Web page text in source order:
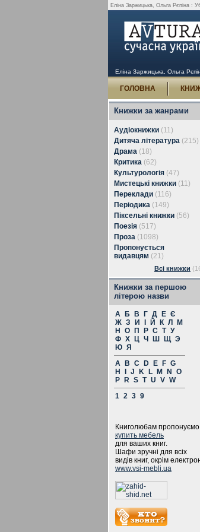
Еліна Заржицька, Ольга Рєпіна :
Еліна Заржицька, Ольга
ГОЛОВНА
Книжки за жанрами
Аудіокнижки (11)
Дитяча література (215)
Драма (18)
Критика (62)
Культурологія (47)
Мистецькі книжки (11)
Переклади (116)
Періодика (149)
Піксельні книжки (56)
Поезія (517)
Проза (1098)
Пропонується
видавцям (21)
Всі книжки
Книжки за першою
літерою назви
А Б В Г Д Е Є
Ж З И Й К Л
М
Н
О П Р С Т У
Ф Х Ц Ч Ш Щ Э
Ю Я
A
B C D E F G
H
J K L M N
O
P
R S T U V W
1 2 3 9
Книголюбам пропонуємо
купить мебель
для ваших книг.
Шафи зручні для всіх
видів книг, окрім
www.vsi-mebli.ua